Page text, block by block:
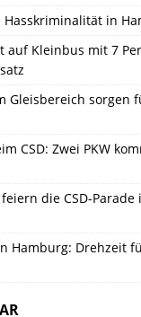
in
auf Kleinbus mit 7
Gleisbereich sorgen
CSD: Zwei PKW
die CSD-
Hamburg: Drehzeit